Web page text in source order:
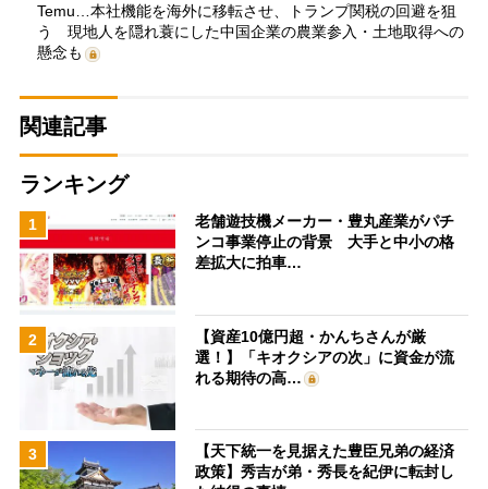
Temu…本社機能を海外に移転させ、トランプ関税の回避を狙
う 現地人を隠れ蓑にした中国企業の農業参入・土地取得への
懸念も
関連記事
ランキング
1
老舗遊技機メーカー・豊丸産業がパチ
ンコ事業停止の背景 大手と中小の格
差拡大に拍車…
2
【資産10億円超・かんちさんが厳
選！】「キオクシアの次」に資金が流
れる期待の高…
3
【天下統一を見据えた豊臣兄弟の経済
政策】秀吉が弟・秀長を紀伊に転封し